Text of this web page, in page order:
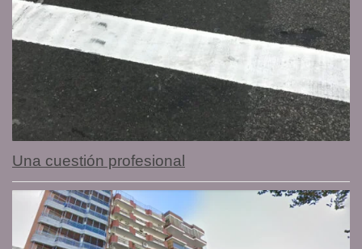
Una cuestión profesional